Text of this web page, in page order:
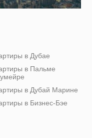
в Дубае
в Пальме
в Дубай Марине
в Бизнес-Бэе